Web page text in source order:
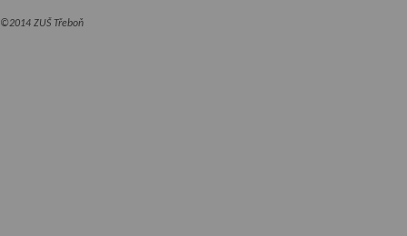
©2014 ZUŠ Třeboň